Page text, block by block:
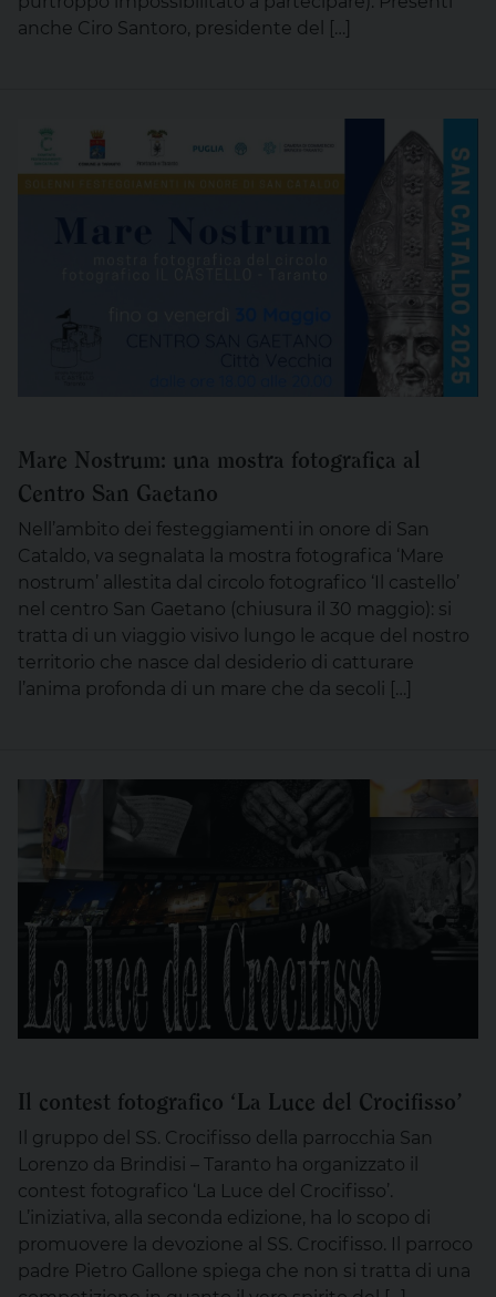
anche Ciro Santoro, presidente del […]
Mare Nostrum: una mostra fotografica al
Centro San Gaetano
Nell’ambito dei festeggiamenti in onore di San
Cataldo, va segnalata la mostra fotografica ‘Mare
nostrum’ allestita dal circolo fotografico ‘Il castello’
nel centro San Gaetano (chiusura il 30 maggio): si
tratta di un viaggio visivo lungo le acque del nostro
territorio che nasce dal desiderio di catturare
l’anima profonda di un mare che da secoli […]
Il contest fotografico ‘La Luce del Crocifisso’
Il gruppo del SS. Crocifisso della parrocchia San
Lorenzo da Brindisi – Taranto ha organizzato il
contest fotografico ‘La Luce del Crocifisso’.
L’iniziativa, alla seconda edizione, ha lo scopo di
promuovere la devozione al SS. Crocifisso. Il parroco
padre Pietro Gallone spiega che non si tratta di una